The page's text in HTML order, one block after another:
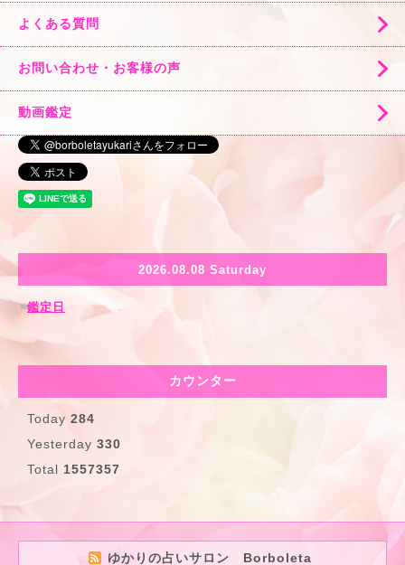
よくある質問
お問い合わせ・お客様の声
動画鑑定
2026.08.08 Saturday
鑑定日
カウンター
Today 284
Yesterday 330
Total 1557357
ゆかりの占いサロン Borboleta